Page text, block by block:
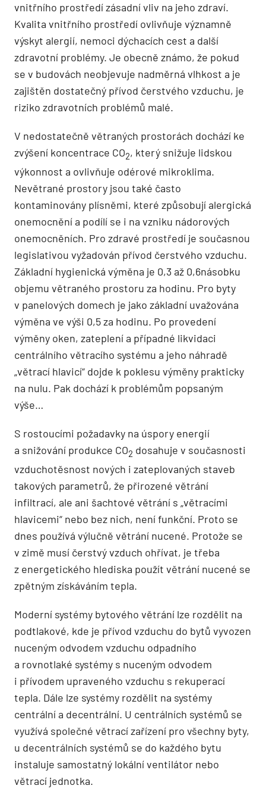
vnitřního prostředí zásadní vliv na jeho zdraví.
Kvalita vnitřního prostředí ovlivňuje významně
výskyt alergií, nemoci dýchacích cest a další
zdravotní problémy. Je obecně známo, že pokud
se v budovách neobjevuje nadměrná vlhkost a je
zajištěn dostatečný přívod čerstvého vzduchu, je
riziko zdravotních problémů malé.
V nedostatečně větraných prostorách dochází ke
zvýšení koncentrace CO2, který snižuje lidskou
výkonnost a ovlivňuje odérové mikroklima.
Nevětrané prostory jsou také často
kontaminovány plísněmi, které způsobují alergická
onemocnění a podílí se i na vzniku nádorových
onemocněních. Pro zdravé prostředí je současnou
legislativou vyžadován přívod čerstvého vzduchu.
Základní hygienická výměna je 0,3 až 0,6násobku
objemu větraného prostoru za hodinu. Pro byty
v panelových domech je jako základní uvažována
výměna ve výši 0,5 za hodinu. Po provedení
výměny oken, zateplení a případné likvidaci
centrálního větracího systému a jeho náhradě
„větrací hlavicí“ dojde k poklesu výměny prakticky
na nulu. Pak dochází k problémům popsaným
výše…
S rostoucími požadavky na úspory energií
a snižování produkce CO2 dosahuje v současnosti
vzduchotěsnost nových i zateplovaných staveb
takových parametrů, že přirozené větrání
infiltrací, ale ani šachtové větrání s „větracími
hlavicemi“ nebo bez nich, není funkční. Proto se
dnes používá výlučně větrání nucené. Protože se
v zimě musí čerstvý vzduch ohřívat, je třeba
z energetického hlediska použít větrání nucené se
zpětným získáváním tepla.
Moderní systémy bytového větrání lze rozdělit na
podtlakové, kde je přívod vzduchu do bytů vyvozen
nuceným odvodem vzduchu odpadního
a rovnotlaké systémy s nuceným odvodem
i přívodem upraveného vzduchu s rekuperací
tepla. Dále lze systémy rozdělit na systémy
centrální a decentrál­ní. U centrálních systémů se
využívá společné větrací zařízení pro všechny byty,
u decentrálních systémů se do každého bytu
instaluje samostatný lokální ventilátor nebo
větrací jednotka.